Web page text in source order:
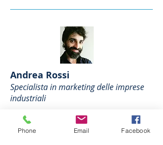
Andrea Rossi
Specialista in marketing delle imprese
industriali
Laureato in Marketing alla Università
Ca' Foscari di Venezia.
Phone Email Facebook